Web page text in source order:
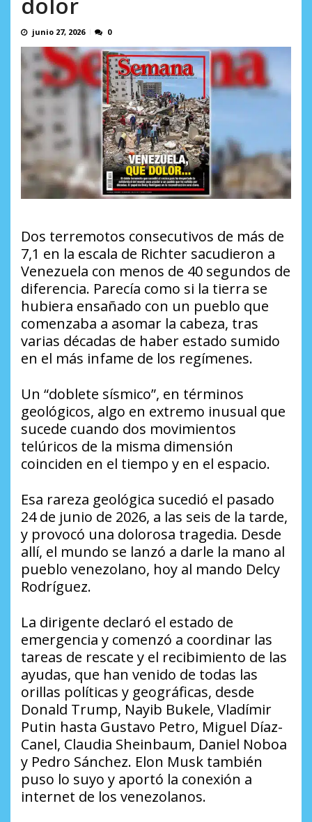
junio 27, 2026 0
Dos terremotos consecutivos de más de
7,1 en la escala de Richter sacudieron a
Venezuela con menos de 40 segundos de
diferencia. Parecía como si la tierra se
hubiera ensañado con un pueblo que
comenzaba a asomar la cabeza, tras
varias décadas de haber estado sumido
en el más infame de los regímenes.
Un “doblete sísmico”, en términos
geológicos, algo en extremo inusual que
sucede cuando dos movimientos
telúricos de la misma dimensión
coinciden en el tiempo y en el espacio.
Esa rareza geológica sucedió el pasado
24 de junio de 2026, a las seis de la tarde,
y provocó una dolorosa tragedia. Desde
allí, el mundo se lanzó a darle la mano al
pueblo venezolano, hoy al mando Delcy
Rodríguez.
La dirigente declaró el estado de
emergencia y comenzó a coordinar las
tareas de rescate y el recibimiento de las
ayudas, que han venido de todas las
orillas políticas y geográficas, desde
Donald Trump, Nayib Bukele, Vladímir
Putin hasta Gustavo Petro, Miguel Díaz-
Canel, Claudia Sheinbaum, Daniel Noboa
y Pedro Sánchez. Elon Musk también
puso lo suyo y aportó la conexión a
internet de los venezolanos.